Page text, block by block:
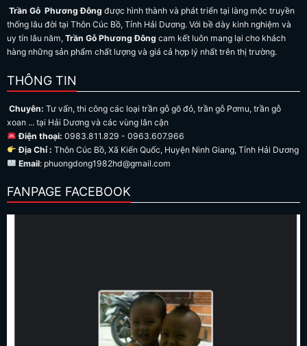
Trần Gỗ Phương Đông được hình thành và phát triển tại làng mộc truyền
thống lâu đời tại Thôn Cúc Bồ, Tỉnh Hải Dương. Với bề dày kinh nghiệm và
uy tín lâu năm, Trần Gỗ Phương Đông cam kết luôn mang lại cho khách
hàng những sản phẩm chất lượng và giá cả hợp lý nhất trên thị trường.
THÔNG TIN
Chuyên: Tư vấn, thi công các loại trần gỗ gõ đỏ, trần gỗ Pơmu, trần gỗ
xoan ... tại Hải Dương và các vùng lân cận
Điện thoại: 0983.811.829 - 0963.607.966
Địa Chỉ : Thôn Cúc Bồ, Xã Kiến Quốc, Huyện Ninh Giang, Tỉnh Hải Dương
Email: phuongdong1982hd@gmail.com
FANPAGE FACEBOOK